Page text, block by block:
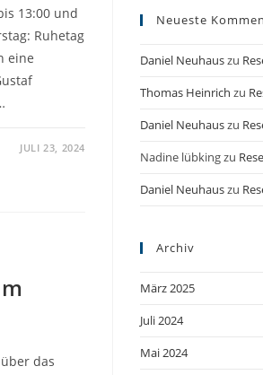
13:00 und
Ruhetag
eine
JULI 23, 2024
das
Neueste
Daniel Neuhauszu
Thomas Heinrich zu
Daniel Neuhauszu
Nadine lübkingzu
Daniel Neuhauszu
Archiv
März 2025
Juli 2024
Mai 2024